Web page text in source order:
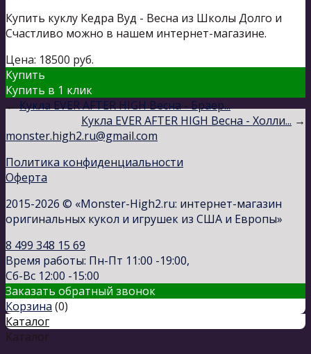
Купить куклу Кедра Вуд - Весна из Школы Долго и
Счастливо можно в нашем интернет-магазине.
Цена: 18500 руб.
Купить
Купить в 1 клик
←Кукла EVER AFTER HIGH Весна - Браер...
Кукла EVER AFTER HIGH Весна - Холли... →
monster.high2.ru@gmail.com
Политика конфиденциальности
Оферта
2015-2026 © «Monster-High2.ru: интернет-магазин
оригинальных кукол и игрушек из США и Европы»
8 499 348 15 69
Время работы: Пн-Пт 11:00 -19:00,
Сб-Вс 12:00 -15:00
Заказать обратный звонок
Корзина (0)
Каталог
Каталог